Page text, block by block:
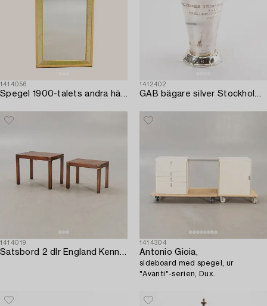
1414056
Spegel 1900-talets andra hälft.
1412402
GAB bägare silver Stockholm 1953.
1414019
Satsbord 2 dlr England Kennedy ltd 1900-talets mitt.
1414304
Antonio Gioia,
sideboard med spegel, ur
"Avanti"-serien, Dux.